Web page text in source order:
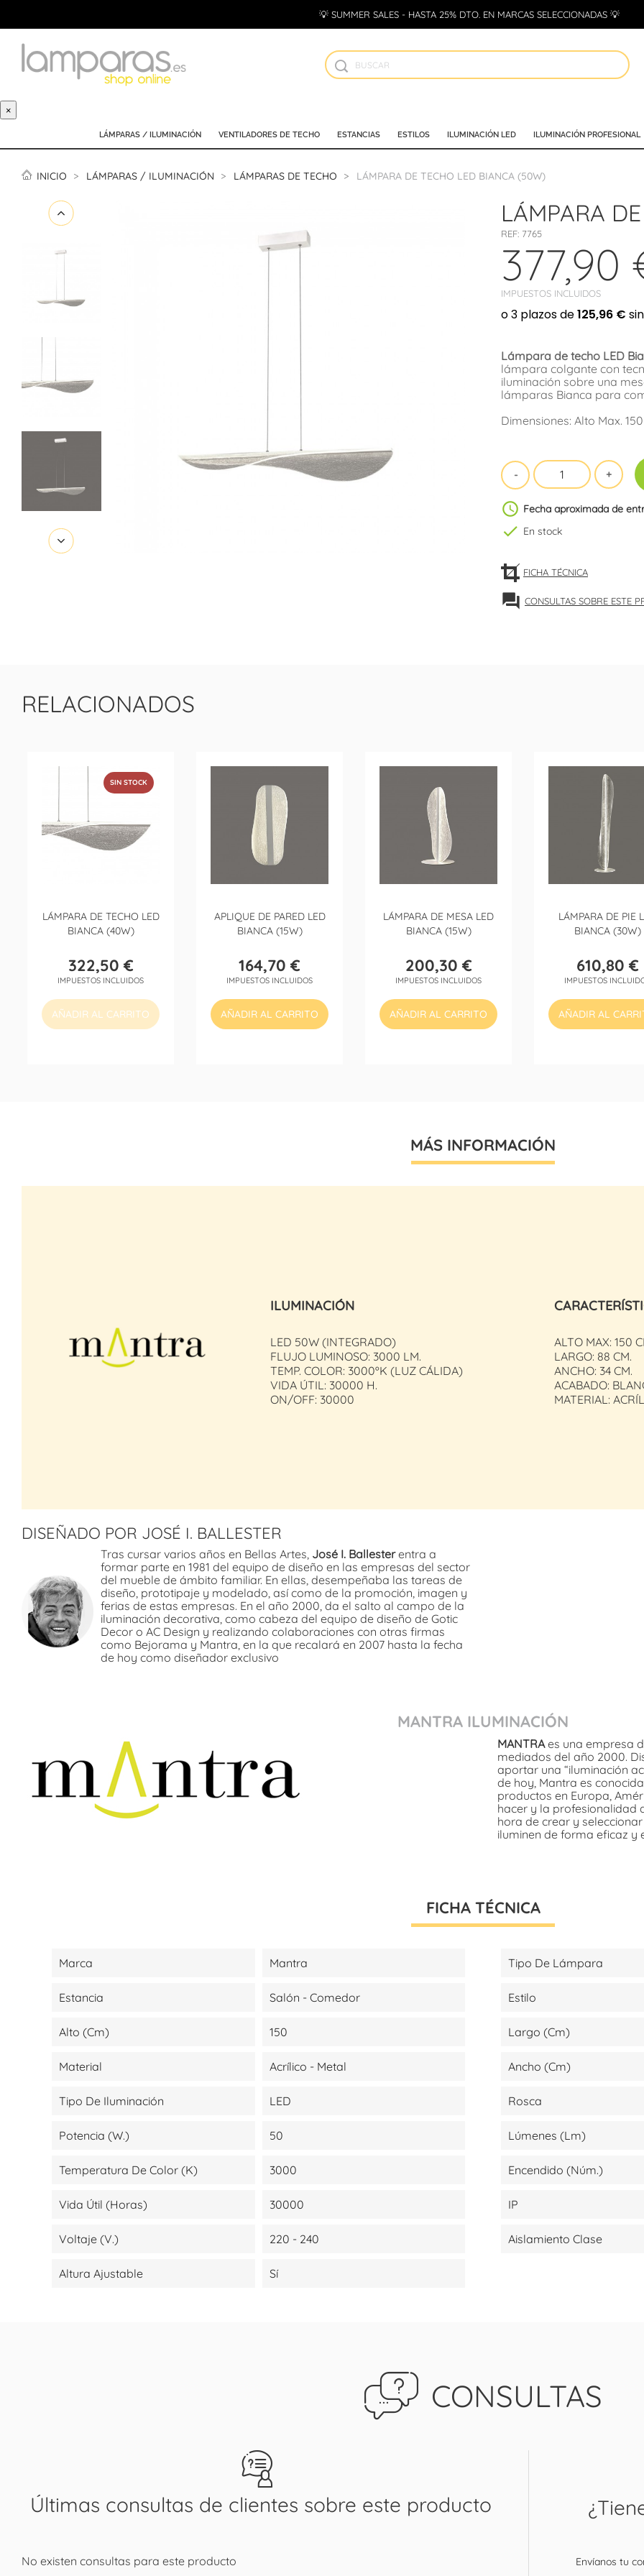
💡 SUMMER SALES - HASTA 25% DTO. EN MARCAS SELECCIONADAS 💡
×
LÁMPARAS / ILUMINACIÓN VENTILADORES DE TECHO ESTANCIAS ESTILOS ILUMINACIÓN LED ILUMINACIÓN PROFESIONAL
INICIO LÁMPARAS / ILUMINACIÓN LÁMPARAS DE TECHO LÁMPARA DE TECHO LED BIANCA (50W)
LÁMPARA
REF: 7765
377,90
IMPUESTOS INCLUIDOS
Lámpara de techo LED
lámpara colgante con
iluminación sobre una
lámparas Bianca para
Dimensiones: Alto Max.
schedule Fecha aproximada de
check En stock
FICHA TÉCNICA
forum CONSULTAS SOBRE ESTE
RELACIONADOS
LÁMPARA DE TECHO LED
BIANCA (40W)
Precio
322,50 €
IMPUESTOS INCLUIDOS
SIN STOCK
AÑADIR AL CARRITO
APLIQUE DE PARED LED
BIANCA (15W)
Precio
164,70 €
IMPUESTOS INCLUIDOS
AÑADIR AL CARRITO
LÁMPARA DE MESA LED
BIANCA (15W)
Precio
200,30 €
IMPUESTOS INCLUIDOS
AÑADIR AL CARRITO
LÁMPARA DE PIE
BIANCA (30W)
Precio
610,80 €
IMPUESTOS
AÑADIR AL
MÁS INFORMACIÓN
ILUMINACIÓN
LED 50W (INTEGRADO)
FLUJO LUMINOSO: 3000 LM.
TEMP. COLOR: 3000ºK (LUZ CÁLIDA)
VIDA ÚTIL: 30000 H.
ON/OFF: 30000
ALTO MAX: 150
LARGO: 88 CM.
ANCHO: 34 CM.
ACABADO:
MATERIAL:
DISEÑADO POR JOSÉ I. BALLESTER
Tras cursar varios años en Bellas Artes, José I. Ballesterentra a
formar parte en 1981 del equipo de diseño en las empresas del sector
del mueble de ámbito familiar. En ellas, desempeñaba las tareas de
diseño, prototipaje y modelado, así como de la promoción, imagen y
ferias de estas empresas. En el año 2000, da el salto al campo de la
iluminación decorativa, como cabeza del equipo de diseño de Gotic
Decor o AC Design y realizando colaboraciones con otras firmas
como Bejorama y Mantra, en la que recalará en 2007 hasta la fecha
de hoy como diseñador exclusivo
MANTRA ILUMINACIÓN
MANTRAes una empresa
mediados del año 2000.
aportar una “iluminación
de hoy, Mantra es
productos en Europa,
hacer y la profesionalidad
hora de crear y
iluminen de forma eficaz y
FICHA TÉCNICA
Marca Mantra Tipo De Lámpara
Estancia Salón - Comedor Estilo
Alto (cm) 150 Largo (cm)
Material Acrílico - Metal Ancho (cm)
Tipo De Iluminación LED Rosca
Potencia (W.) 50 Lúmenes (lm)
Temperatura De Color (K) 3000 Encendido (Núm.)
Vida Útil (Horas) 30000 IP
Voltaje (V.) 220 - 240 Aislamiento Clase
Altura Ajustable Sí
CONSULTAS
Últimas consultas de clientes sobre este producto
No existen consultas para este producto Envíanos tu